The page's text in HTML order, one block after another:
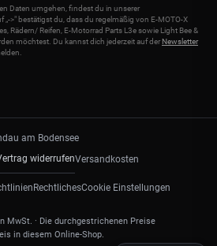
Daten umgehen, findest du in unserer
„->" bestätigst du, dass du regelmäßig von E-MOTO-X
Rädern/ Reifen, E-Motorrad Parts L3e sowie Light Bee &
möchtest. Du kannst dich jederzeit auf der Newsletter
am Bodensee
widerrufenVersandkosten
RechtlichesCookie Einstellungen
MwSt. · Die durchgestrichenen Preise
in diesem Online-Shop.